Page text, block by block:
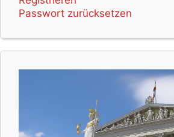
Passwort zurücksetzen